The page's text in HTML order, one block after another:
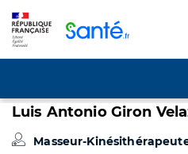
Luis Antonio Giron
Masseur-